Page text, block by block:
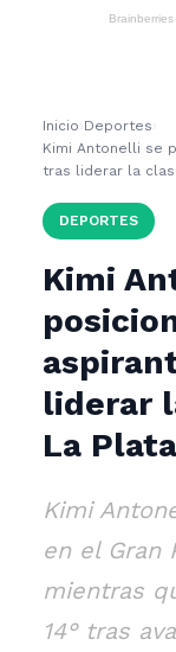
Inicio ›Deportes ›
Kimi Antonelli se
tras liderar la
DEPORTES
Kimi
liderar
La Plata
Kimi
en el Gran
mientras
14° tras